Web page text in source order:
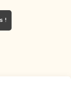
!